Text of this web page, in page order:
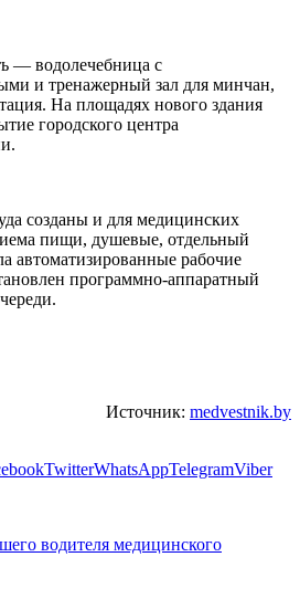
— водолечебница с
и тренажерный зал для минчан,
На площадях нового здания
городского центра
созданы и для медицинских
пищи, душевые, отдельный
автоматизированные рабочие
программно-аппаратный
Источник: medvestnik.by
TwitterWhatsAppTelegramViber
водителя медицинского